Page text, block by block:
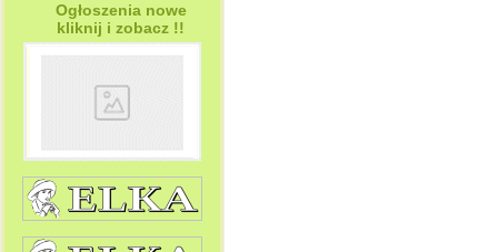
Ogłoszenia nowe
kliknij i zobacz !!